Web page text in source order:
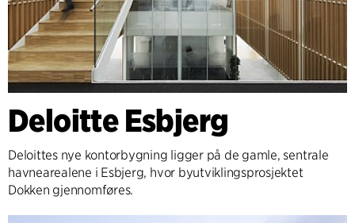
Deloitte Esbjerg
Deloittes nye kontorbygning ligger på de gamle, sentrale
havnearealene i Esbjerg, hvor byutviklingsprosjektet
Dokken gjennomføres.